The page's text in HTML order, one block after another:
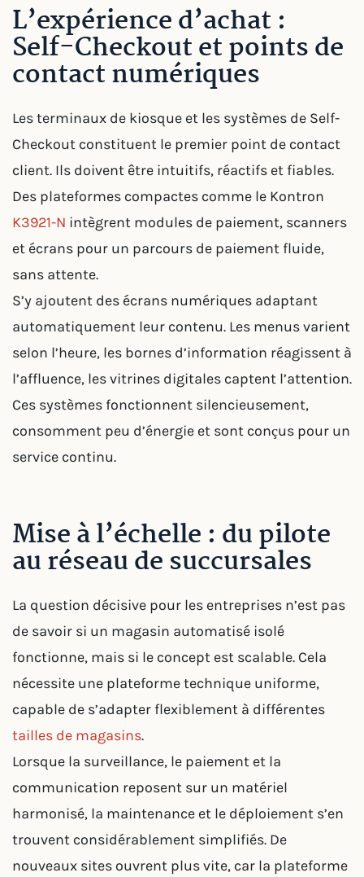
L’expérience d’achat :
Self-Checkout et points de
contact numériques
Les terminaux de kiosque et les systèmes de Self-
Checkout constituent le premier point de contact
client. Ils doivent être intuitifs, réactifs et fiables.
Des plateformes compactes comme le Kontron
K3921-N intègrent modules de paiement, scanners
et écrans pour un parcours de paiement fluide,
sans attente.
S’y ajoutent des écrans numériques adaptant
automatiquement leur contenu. Les menus varient
selon l’heure, les bornes d’information réagissent à
l’affluence, les vitrines digitales captent l’attention.
Ces systèmes fonctionnent silencieusement,
consomment peu d’énergie et sont conçus pour un
service continu.
Mise à l’échelle : du pilote
au réseau de succursales
La question décisive pour les entreprises n’est pas
de savoir si un magasin automatisé isolé
fonctionne, mais si le concept est scalable. Cela
nécessite une plateforme technique uniforme,
capable de s’adapter flexiblement à différentes
tailles de magasins.
Lorsque la surveillance, le paiement et la
communication reposent sur un matériel
harmonisé, la maintenance et le déploiement s’en
trouvent considérablement simplifiés. De
nouveaux sites ouvrent plus vite, car la plateforme